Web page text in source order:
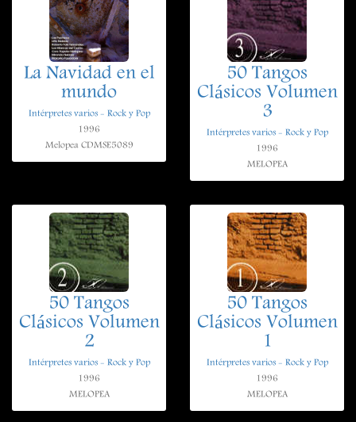
La Navidad en el
mundo
Intérpretes varios - Rock y Pop
1996
Melopea CDMSE5089
50 Tangos
Clásicos Volumen
3
Intérpretes varios - Rock y Pop
1996
MELOPEA
50 Tangos
Clásicos Volumen
2
Intérpretes varios - Rock y Pop
1996
MELOPEA
50 Tangos
Clásicos Volumen
1
Intérpretes varios - Rock y Pop
1996
MELOPEA